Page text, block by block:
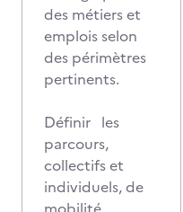
des métiers et
emplois selon
des périmètres
pertinents.
Définir les
parcours,
collectifs et
individuels, de